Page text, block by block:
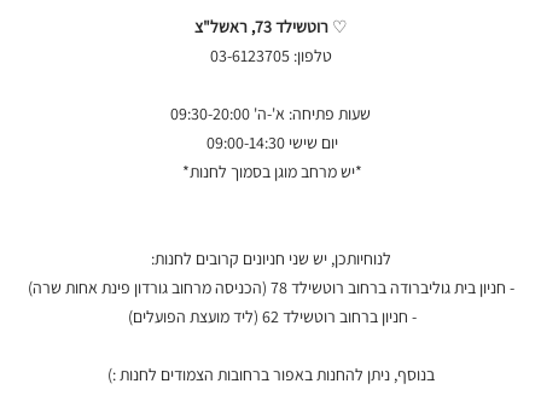
♡רוטשילד 73, ראשל"צ
טלפון: 03-6123705
שעות פתיחה: א'-ה' 09:30-20:00
יום שישי 09:00-14:30
*יש מרחב מוגן בסמוך לחנות*
לנוחיותכן, יש שני חניונים קרובים לחנות:
- חניון בית גוליברודה ברחוב רוטשילד 78 (הכניסה מרחוב גורדון פינת אחות שרה)
- חניון ברחוב רוטשילד 62 (ליד מועצת הפועלים)
בנוסף, ניתן להחנות באפור ברחובות הצמודים לחנות :)